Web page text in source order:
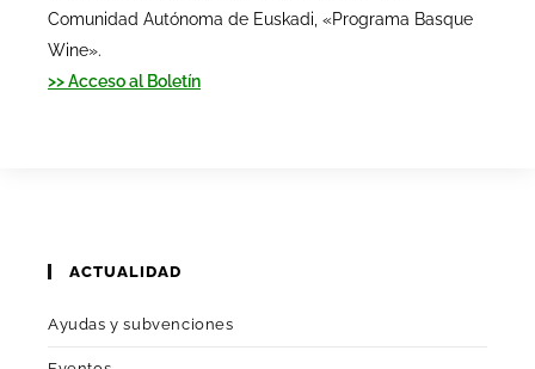
Comunidad Autónoma de Euskadi, «Programa Basque
Wine».
>> Acceso al Boletín
ACTUALIDAD
Ayudas y subvenciones